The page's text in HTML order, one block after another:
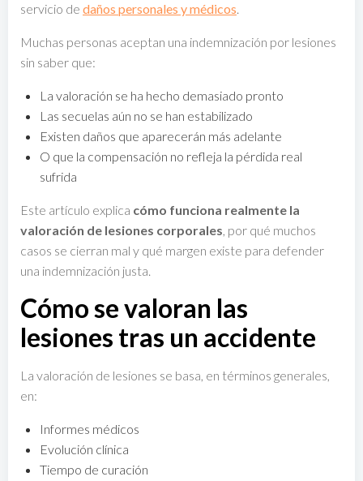
servicio de daños personales y médicos.
Muchas personas aceptan una indemnización por lesiones
sin saber que:
La valoración se ha hecho demasiado pronto
Las secuelas aún no se han estabilizado
Existen daños que aparecerán más adelante
O que la compensación no refleja la pérdida real
sufrida
Este artículo explica cómo funciona realmente la
valoración de lesiones corporales, por qué muchos
casos se cierran mal y qué margen existe para defender
una indemnización justa.
Cómo se valoran las
lesiones tras un accidente
La valoración de lesiones se basa, en términos generales,
en:
Informes médicos
Evolución clínica
Tiempo de curación